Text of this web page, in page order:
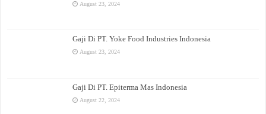
August 23, 2024
Gaji Di PT. Yoke Food Industries Indonesia
August 23, 2024
Gaji Di PT. Epiterma Mas Indonesia
August 22, 2024